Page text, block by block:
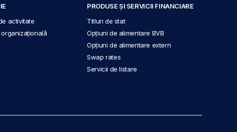
activitate
PRODUSE ȘI SERVICII FINANCIARE
Titluri de stat
Opțiuni de alimentare BVB
Opțiuni de alimentare extern
Swap rates
Servicii de listare